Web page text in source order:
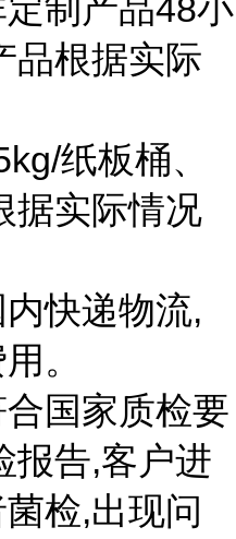
定制产品
小
品根据实际
纸板桶、
据实际情况
内快递物流,
。
合国家质检要
报告,客户进
检,出现问